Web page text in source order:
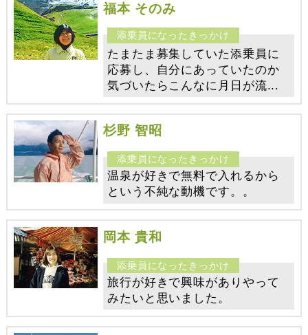
福本 そのみ
たまたま募集していた添乗員に
応募し、自分にあっていたのか
気づいたらこんなに月日が流...
杉野 智昭
温泉が好きで無料で入れるから
という不純な動機です。。
岡本 貴和
旅行が好きで興味がありやって
みたいと思いました。